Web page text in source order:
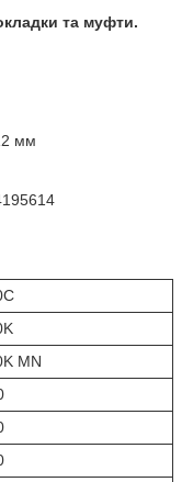
та муфти.
мм
MN